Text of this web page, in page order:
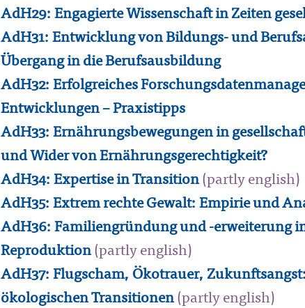
AdH29: Engagierte Wissenschaft in Zeiten
AdH31: Entwicklung von Bildungs- und
Übergang in die Berufsausbildung
AdH32: Erfolgreiches
Entwicklungen – Praxistipps
AdH33: Ernährungsbewegungen in
und Wider von Ernährungsgerechtigkeit?
AdH34: Expertise in Transition(partly english)
AdH35: Extrem rechte Gewalt: Empirie und
AdH36: Familiengründung und -erweiterung
Reproduktion(partly english)
AdH37: Flugscham, Ökotrauer,
ökologischen Transitionen(partly english)